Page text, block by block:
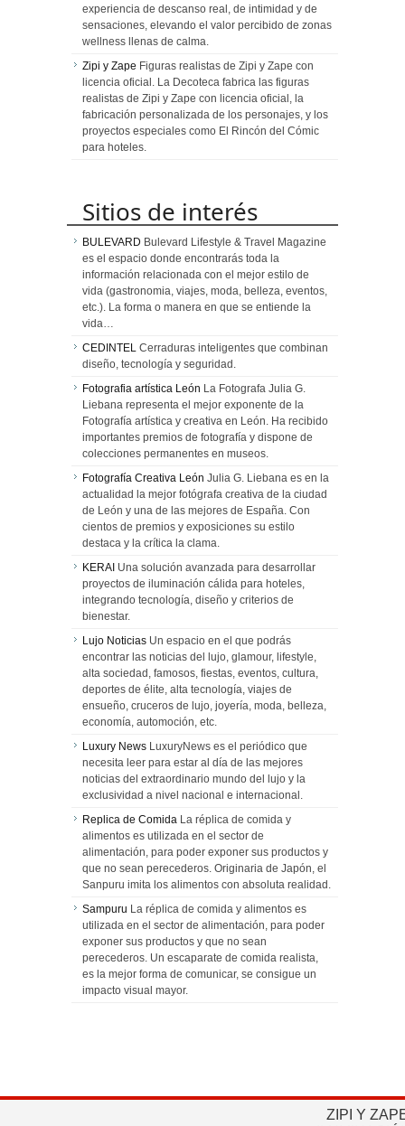
experiencia de descanso real, de intimidad y de
sensaciones, elevando el valor percibido de zonas
wellness llenas de calma.
Zipi y Zape Figuras realistas de Zipi y Zape con
licencia oficial. La Decoteca fabrica las figuras
realistas de Zipi y Zape con licencia oficial, la
fabricación personalizada de los personajes, y los
proyectos especiales como El Rincón del Cómic
para hoteles.
Sitios de interés
BULEVARD Bulevard Lifestyle & Travel Magazine
es el espacio donde encontrarás toda la
información relacionada con el mejor estilo de
vida (gastronomia, viajes, moda, belleza, eventos,
etc.). La forma o manera en que se entiende la
vida…
CEDINTEL Cerraduras inteligentes que combinan
diseño, tecnología y seguridad.
Fotografia artística León La Fotografa Julia G.
Liebana representa el mejor exponente de la
Fotografía artística y creativa en León. Ha recibido
importantes premios de fotografía y dispone de
colecciones permanentes en museos.
Fotografía Creativa León Julia G. Liebana es en la
actualidad la mejor fotógrafa creativa de la ciudad
de León y una de las mejores de España. Con
cientos de premios y exposiciones su estilo
destaca y la crítica la clama.
KERAI Una solución avanzada para desarrollar
proyectos de iluminación cálida para hoteles,
integrando tecnología, diseño y criterios de
bienestar.
Lujo Noticias Un espacio en el que podrás
encontrar las noticias del lujo, glamour, lifestyle,
alta sociedad, famosos, fiestas, eventos, cultura,
deportes de élite, alta tecnología, viajes de
ensueño, cruceros de lujo, joyería, moda, belleza,
economía, automoción, etc.
Luxury News LuxuryNews es el periódico que
necesita leer para estar al día de las mejores
noticias del extraordinario mundo del lujo y la
exclusividad a nivel nacional e internacional.
Replica de Comida La réplica de comida y
alimentos es utilizada en el sector de
alimentación, para poder exponer sus productos y
que no sean perecederos. Originaria de Japón, el
Sanpuru imita los alimentos con absoluta realidad.
Sampuru La réplica de comida y alimentos es
utilizada en el sector de alimentación, para poder
exponer sus productos y que no sean
perecederos. Un escaparate de comida realista,
es la mejor forma de comunicar, se consigue un
impacto visual mayor.
ZIPI Y